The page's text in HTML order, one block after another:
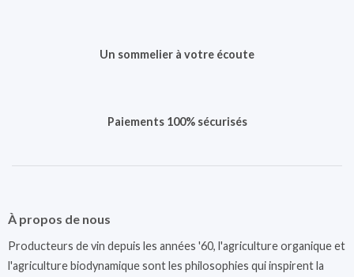
Un sommelier à votre écoute
Paiements 100% sécurisés
À propos de nous
Producteurs de vin depuis les années '60, l'agriculture organique et
l'agriculture biodynamique sont les philosophies qui inspirent la